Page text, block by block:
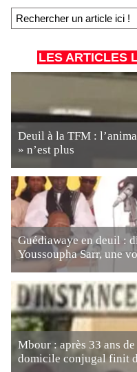
LES ARTICLES
Deuil à la TFM :
» n’est plus
Guédiawaye en deuil :
Youssoupha Sarr, une
Mbour : après 33 ans
domicile conjugal finit